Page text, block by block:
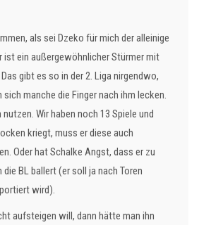
als sei Dzeko für mich der alleinige
ist ein außergewöhnlicher Stürmer mit
gibt es so in der 2. Liga nirgendwo,
manche die Finger nach ihm lecken.
Wir haben noch 13 Spiele und
kriegt, muss er diese auch
Oder hat Schalke Angst, dass er zu
BL ballert (er soll ja nach Toren
wird).
aufsteigen will, dann hätte man ihn